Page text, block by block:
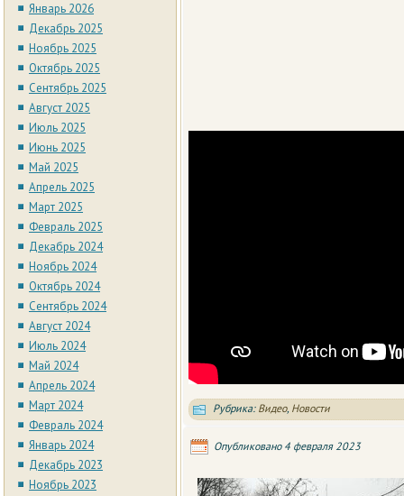
Январь 2026
Декабрь 2025
Ноябрь 2025
Октябрь 2025
Сентябрь 2025
Август 2025
Июль 2025
Июнь 2025
Май 2025
Апрель 2025
Март 2025
Февраль 2025
Декабрь 2024
Ноябрь 2024
Октябрь 2024
Сентябрь 2024
Август 2024
Июль 2024
Май 2024
Апрель 2024
Март 2024
Февраль 2024
Январь 2024
Декабрь 2023
Ноябрь 2023
Рубрика: Видео, Новости
Опубликовано 4 февраля 2023